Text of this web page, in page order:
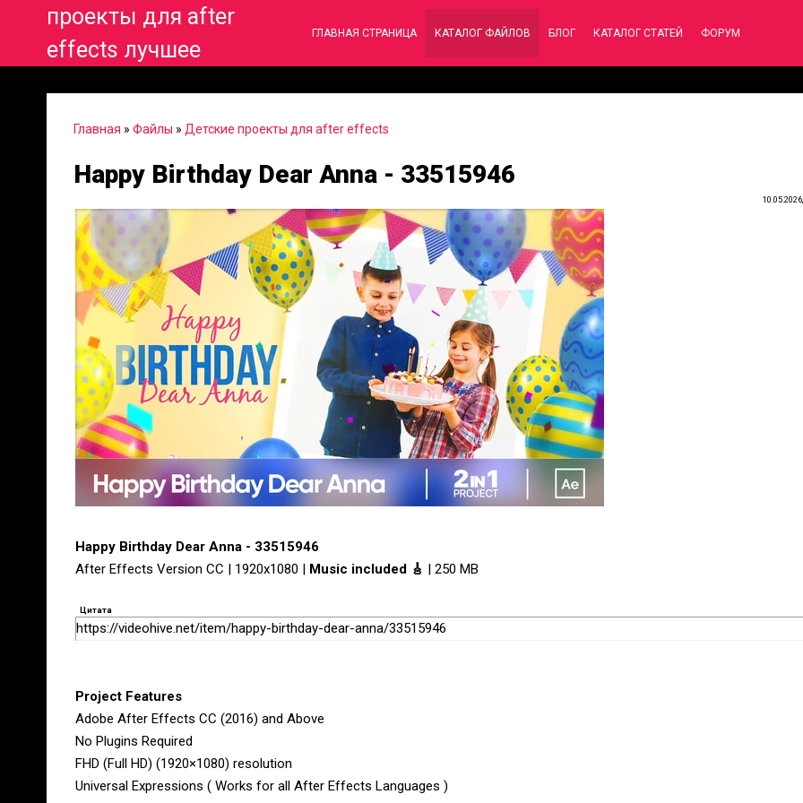
проекты для after
effects лучшее
ГЛАВНАЯ СТРАНИЦА КАТАЛОГ ФАЙЛОВ БЛОГ КАТАЛОГ СТАТЕЙ ФОРУМ
Главная » Файлы » Детские проекты для after effects
Happy Birthday Dear Anna - 33515946
Happy Birthday Dear Anna - 33515946
After Effects Version CC | 1920x1080 | Music included 🎸 | 250 MB
Цитата
https://videohive.net/item/happy-birthday-dear-anna/33515946
Project Features
Adobe After Effects CC (2016) and Above
No Plugins Required
FHD (Full HD) (1920×1080) resolution
Universal Expressions ( Works for all After Effects Languages )